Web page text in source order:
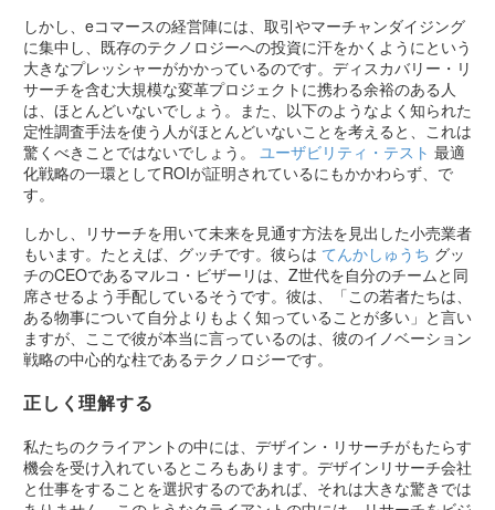
しかし、eコマースの経営陣には、取引やマーチャンダイジング
に集中し、既存のテクノロジーへの投資に汗をかくようにという
大きなプレッシャーがかかっているのです。ディスカバリー・リ
サーチを含む大規模な変革プロジェクトに携わる余裕のある人
は、ほとんどいないでしょう。また、以下のようなよく知られた
定性調査手法を使う人がほとんどいないことを考えると、これは
驚くべきことではないでしょう。 ユーザビリティ・テスト 最適
化戦略の一環としてROIが証明されているにもかかわらず、で
す。
しかし、リサーチを用いて未来を見通す方法を見出した小売業者
もいます。たとえば、グッチです。彼らは てんかしゅうち グッ
チのCEOであるマルコ・ビザーリは、Z世代を自分のチームと同
席させるよう手配しているそうです。彼は、「この若者たちは、
ある物事について自分よりもよく知っていることが多い」と言い
ますが、ここで彼が本当に言っているのは、彼のイノベーション
戦略の中心的な柱であるテクノロジーです。
正しく理解する
私たちのクライアントの中には、デザイン・リサーチがもたらす
機会を受け入れているところもあります。デザインリサーチ会社
と仕事をすることを選択するのであれば、それは大きな驚きでは